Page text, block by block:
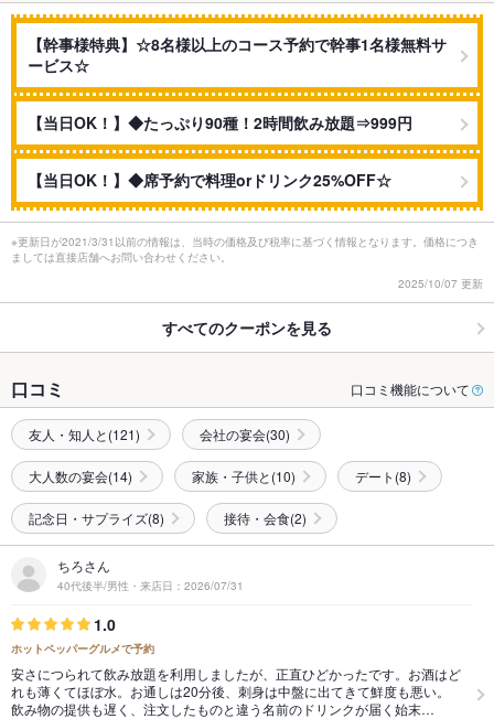
【幹事様特典】☆8名様以上のコース予約で幹事1名様無料サ
ービス☆
【当日OK！】◆たっぷり90種！2時間飲み放題⇒999円
【当日OK！】◆席予約で料理orドリンク25%OFF☆
※更新日が2021/3/31以前の情報は、当時の価格及び税率に基づく情報となります。価格につき
ましては直接店舗へお問い合わせください。
2025/10/07 更新
すべてのクーポンを見る
口コミ 口コミ機能について
友人・知人と(121) 会社の宴会(30)
大人数の宴会(14) 家族・子供と(10) デート(8)
記念日・サプライズ(8) 接待・会食(2)
ちろさん
40代後半/男性・来店日：2026/07/31
1.0
ホットペッパーグルメで予約
安さにつられて飲み放題を利用しましたが、正直ひどかったです。お酒はど
れも薄くてほぼ水。お通しは20分後、刺身は中盤に出てきて鮮度も悪い。
飲み物の提供も遅く、注文したものと違う名前のドリンクが届く始末…